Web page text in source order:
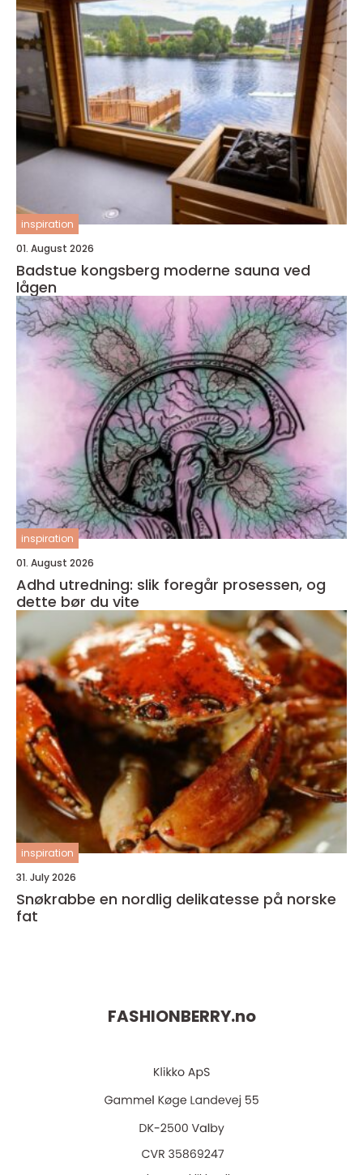
inspiration
01. August 2026
Badstue kongsberg moderne sauna ved
lågen
inspiration
01. August 2026
Adhd utredning: slik foregår prosessen, og
dette bør du vite
inspiration
31. July 2026
Snøkrabbe en nordlig delikatesse på norske
fat
FASHIONBERRY.no